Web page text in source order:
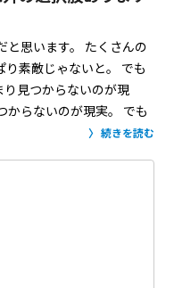
思います。
たくさんの
素敵じゃないと。
でも
見つからないのが現
らないのが現実。
でも
観からしておしゃれの一
いスタイリッシュなキッ
います。
いるのがいい。
続きを読む